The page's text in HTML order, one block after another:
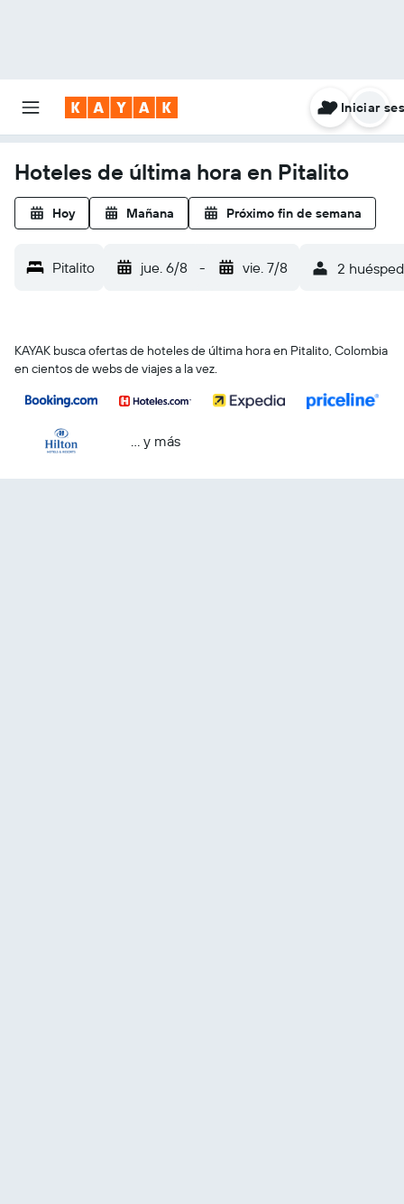
Iniciar
Hoteles de última hora en Pitalito
Hoy Mañana Próximo fin de semana
Pitalito jue. 6/8 - vie. 7/8 2
KAYAK busca ofertas de hoteles de última hora en Pitalito, Colombia
en cientos de webs de viajes a la vez.
… y más